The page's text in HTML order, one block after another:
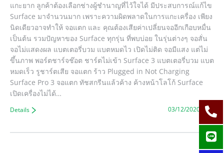
แกะยาก ลูกค้าต้องเลือกช่างผู้ชำนาญที่ไว้ใจได้ มีประสบการณ์แก้ไข
Surface มาจำนวนมาก เพราะความผิดพลาดในการแกะเครื่อง เพียง
นิดเดียวอาจทำให้ จอแตก และ คุณต้องเสียค่าเปลี่ยนจออีกเกือบหมื่น
เป็นต้น รวมปัญหาของ Surface ทุกรุ่น ที่พบบ่อย ในรุ่นต่างๆ จอสั่น
จอไม่แสดงผล แบตเตอรี่บวม แบตหมดไว เปิดไม่ติด จอมีแสง แต่ไม่
ขึ้นภาพ พอร์ตชาร์จช๊อต ชาร์ตไม่เข้า Surface 3 แบตเตอรี่บวม แบต
หมดเร็ว รูชาร์ตเสีย จอแตก ร้าว Plugged in Not Charging
Surface Pro 3 จอแตก ทัชสกรีนแล้วค้าง ค้างหน้าโลโก้ Surface
เปิดเครื่องไม่ได้…
03/12/2020
Details